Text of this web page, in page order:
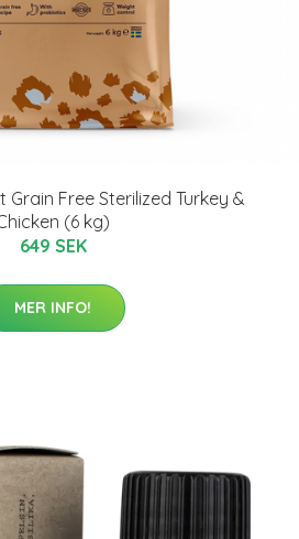
Grain Free Sterilized Turkey &
(6 kg)
649 SEK
MER INFO!